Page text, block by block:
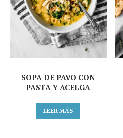
SOPA DE PAVO CON
PASTA Y ACELGA
LEER MÁS